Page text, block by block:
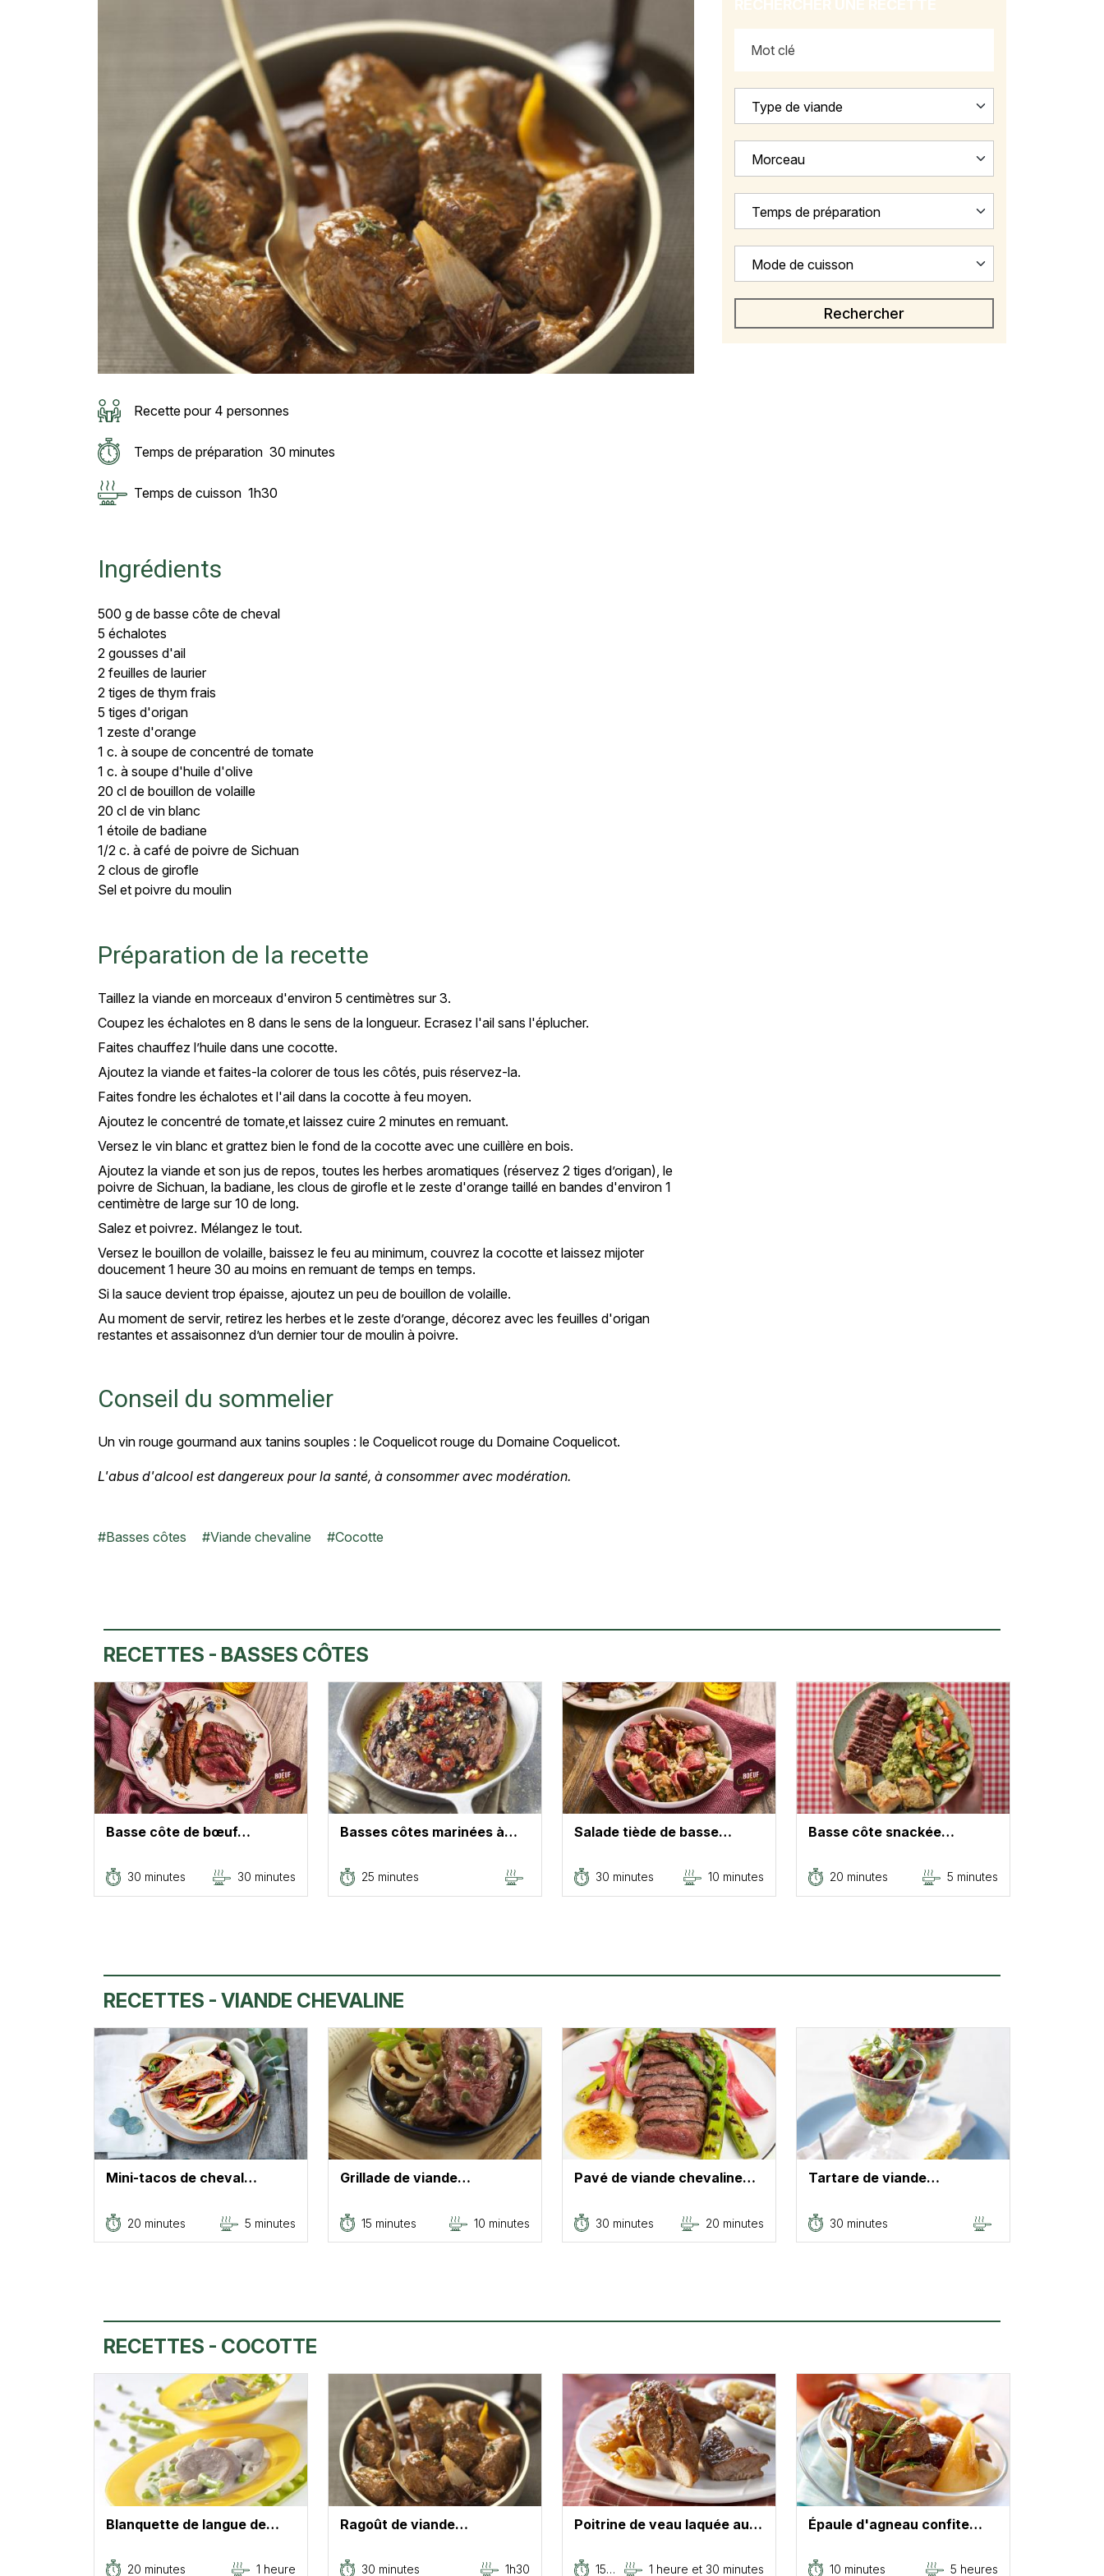
Recette pour 4 personnes
Temps de préparation 30 minutes
Temps de cuisson 1h30
Ingrédients
500 g de basse côte de cheval
5 échalotes
2 gousses d'ail
2 feuilles de laurier
2 tiges de thym frais
5 tiges d'origan
1 zeste d'orange
1 c. à soupe de concentré de tomate
1 c. à soupe d'huile d'olive
20 cl de bouillon de volaille
20 cl de vin blanc
1 étoile de badiane
1/2 c. à café de poivre de Sichuan
2 clous de girofle
Sel et poivre du moulin
Préparation de la recette
Taillez la viande en morceaux d'environ 5 centimètres sur 3.
Coupez les échalotes en 8 dans le sens de la longueur. Ecrasez l'ail sans l'éplucher.
Faites chauffez l’huile dans une cocotte.
Ajoutez la viande et faites-la colorer de tous les côtés, puis réservez-la.
Faites fondre les échalotes et l'ail dans la cocotte à feu moyen.
Ajoutez le concentré de tomate,et laissez cuire 2 minutes en remuant.
Versez le vin blanc et grattez bien le fond de la cocotte avec une cuillère en bois.
Ajoutez la viande et son jus de repos, toutes les herbes aromatiques (réservez 2 tiges d’origan), le
poivre de Sichuan, la badiane, les clous de girofle et le zeste d'orange taillé en bandes d'environ 1
centimètre de large sur 10 de long.
Salez et poivrez. Mélangez le tout.
Versez le bouillon de volaille, baissez le feu au minimum, couvrez la cocotte et laissez mijoter
doucement 1 heure 30 au moins en remuant de temps en temps.
Si la sauce devient trop épaisse, ajoutez un peu de bouillon de volaille.
Au moment de servir, retirez les herbes et le zeste d’orange, décorez avec les feuilles d'origan
restantes et assaisonnez d’un dernier tour de moulin à poivre.
Conseil du sommelier
Un vin rouge gourmand aux tanins souples : le Coquelicot rouge du Domaine Coquelicot.
L'abus d'alcool est dangereux pour la santé, à consommer avec modération.
#Basses côtes #Viande chevaline #Cocotte
Type de viande
Morceau
Temps de préparation
Mode de cuisson
RECETTES - BASSES CÔTES
Basse côte de bœuf…
30 minutes 30 minutes
Basses côtes marinées à…
25 minutes
Salade tiède de basse…
30 minutes 10 minutes
Basse côte snackée…
20 minutes 5 minutes
RECETTES - VIANDE CHEVALINE
Mini-tacos de cheval…
20 minutes 5 minutes
Grillade de viande…
15 minutes 10 minutes
Pavé de viande chevaline…
30 minutes 20 minutes
Tartare de viande…
30 minutes
RECETTES - COCOTTE
Blanquette de langue de…
20 minutes 1 heure
Ragoût de viande…
30 minutes 1h30
Poitrine de veau laquée au…
15… 1 heure et 30 minutes
Épaule d'agneau confite…
10 minutes 5 heures